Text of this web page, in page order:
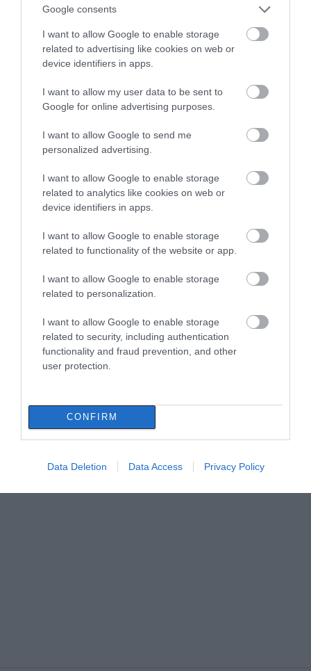
Google consents
I want to allow Google to enable storage
related to advertising like cookies on web or
device identifiers in apps.
I want to allow my user data to be sent to
Google for online advertising purposes.
I want to allow Google to send me
personalized advertising.
I want to allow Google to enable storage
related to analytics like cookies on web or
device identifiers in apps.
I want to allow Google to enable storage
related to functionality of the website or app.
I want to allow Google to enable storage
related to personalization.
I want to allow Google to enable storage
related to security, including authentication
functionality and fraud prevention, and other
user protection.
CONFIRM
Data Deletion Data Access Privacy Policy
06.08.2026 | 12:30
Θλίψη στην Εύβοια: Άνδρας έχασε
την ζωή του
να το πάρουν
Μέχρι πότε μπορούν
να υποβληθούν οι
δηλώσεις